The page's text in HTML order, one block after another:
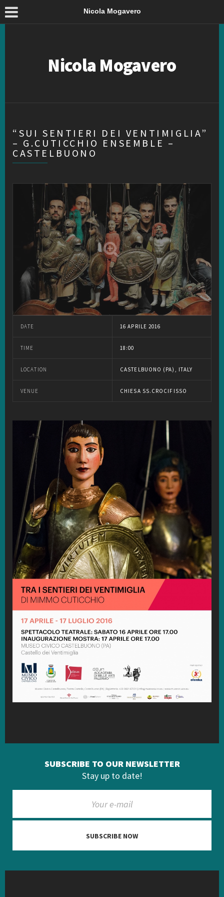
Nicola Mogavero
Nicola Mogavero
“SUI SENTIERI DEI VENTIMIGLIA”
– G.CUTICCHIO ENSEMBLE –
CASTELBUONO
DATE 16 APRILE 2016
TIME 18:00
LOCATION CASTELBUONO (PA), ITALY
VENUE CHIESA SS.CROCIFISSO
SUBSCRIBE TO OUR NEWSLETTER
Stay up to date!
SUBSCRIBE NOW